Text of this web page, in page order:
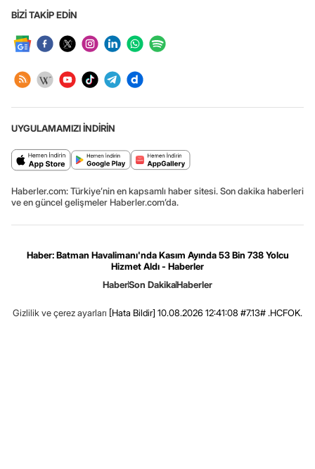
BİZİ TAKİP EDİN
UYGULAMAMIZI İNDİRİN
Haberler.com: Türkiye’nin en kapsamlı haber sitesi. Son dakika haberleri
ve en güncel gelişmeler Haberler.com’da.
Haber: Batman Havalimanı'nda Kasım Ayında 53 Bin 738 Yolcu
Hizmet Aldı - Haberler
HaberSon DakikaHaberler
Gizlilik ve çerez ayarları [Hata Bildir] 10.08.2026 12:41:08 #7.13# .HCFOK.